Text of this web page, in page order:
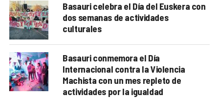
Basauri celebra el Día del Euskera con
dos semanas de actividades
culturales
Basauri conmemora el Día
Internacional contra la Violencia
Machista con un mes repleto de
actividades por la igualdad